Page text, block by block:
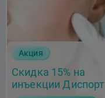
Акция
Скидка 15% на
инъекции Диспорт